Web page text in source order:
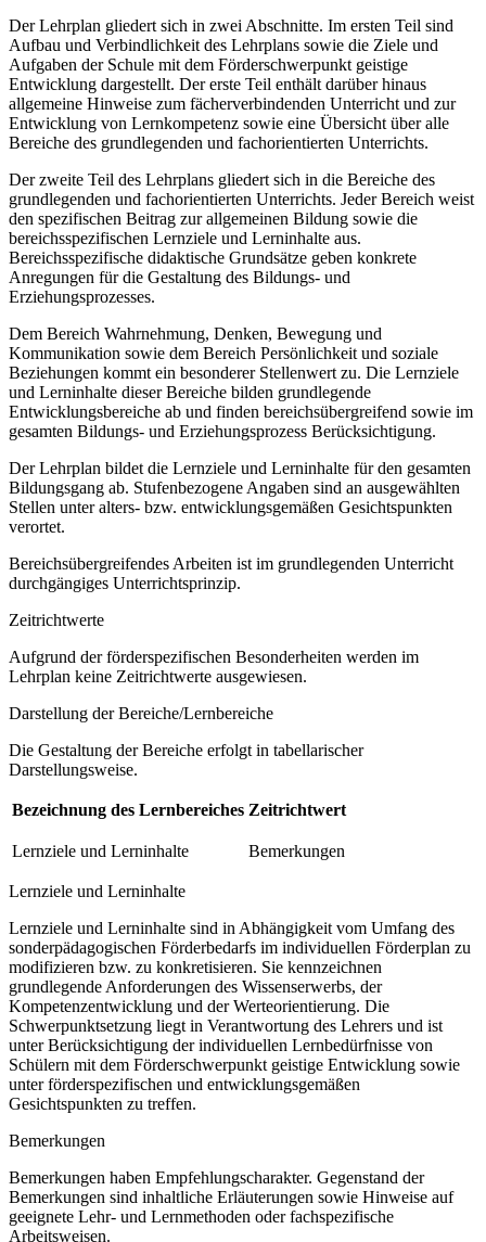
Der Lehrplan gliedert sich in zwei Abschnitte. Im ersten Teil sind
Aufbau und Verbindlichkeit des Lehrplans sowie die Ziele und
Aufgaben der Schule mit dem Förderschwerpunkt geistige
Entwicklung dargestellt. Der erste Teil enthält darüber hinaus
allgemeine Hinweise zum fächerverbindenden Unterricht und zur
Entwicklung von Lernkompetenz sowie eine Übersicht über alle
Bereiche des grundlegenden und fachorientierten Unterrichts.
Der zweite Teil des Lehrplans gliedert sich in die Bereiche des
grundlegenden und fachorientierten Unterrichts. Jeder Bereich weist
den spezifischen Beitrag zur allgemeinen Bildung sowie die
bereichsspezifischen Lernziele und Lerninhalte aus.
Bereichsspezifische didaktische Grundsätze geben konkrete
Anregungen für die Gestaltung des Bildungs- und
Erziehungsprozesses.
Dem Bereich Wahrnehmung, Denken, Bewegung und
Kommunikation sowie dem Bereich Persönlichkeit und soziale
Beziehungen kommt ein besonderer Stellenwert zu. Die Lernziele
und Lerninhalte dieser Bereiche bilden grundlegende
Entwicklungsbereiche ab und finden bereichsübergreifend sowie im
gesamten Bildungs- und Erziehungsprozess Berücksichtigung.
Der Lehrplan bildet die Lernziele und Lerninhalte für den gesamten
Bildungsgang ab. Stufenbezogene Angaben sind an ausgewählten
Stellen unter alters- bzw. entwicklungsgemäßen Gesichtspunkten
verortet.
Bereichsübergreifendes Arbeiten ist im grundlegenden Unterricht
durchgängiges Unterrichtsprinzip.
Zeitrichtwerte
Aufgrund der förderspezifischen Besonderheiten werden im
Lehrplan keine Zeitrichtwerte ausgewiesen.
Darstellung der Bereiche/Lernbereiche
Die Gestaltung der Bereiche erfolgt in tabellarischer
Darstellungsweise.
Bezeichnung des Lernbereiches Zeitrichtwert
Lernziele und Lerninhalte Bemerkungen
Lernziele und Lerninhalte
Lernziele und Lerninhalte sind in Abhängigkeit vom Umfang des
sonderpädagogischen Förderbedarfs im individuellen Förderplan zu
modifizieren bzw. zu konkretisieren. Sie kennzeichnen
grundlegende Anforderungen des Wissenserwerbs, der
Kompetenzentwicklung und der Werteorientierung. Die
Schwerpunktsetzung liegt in Verantwortung des Lehrers und ist
unter Berücksichtigung der individuellen Lernbedürfnisse von
Schülern mit dem Förderschwerpunkt geistige Entwicklung sowie
unter förderspezifischen und entwicklungsgemäßen
Gesichtspunkten zu treffen.
Bemerkungen
Bemerkungen haben Empfehlungscharakter. Gegenstand der
Bemerkungen sind inhaltliche Erläuterungen sowie Hinweise auf
geeignete Lehr- und Lernmethoden oder fachspezifische
Arbeitsweisen.